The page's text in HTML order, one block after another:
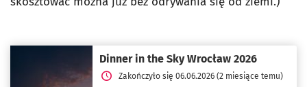
Dinner in the Sky Wrocław 2026
Zakończyło się 06.06.2026 (2 miesiące temu)